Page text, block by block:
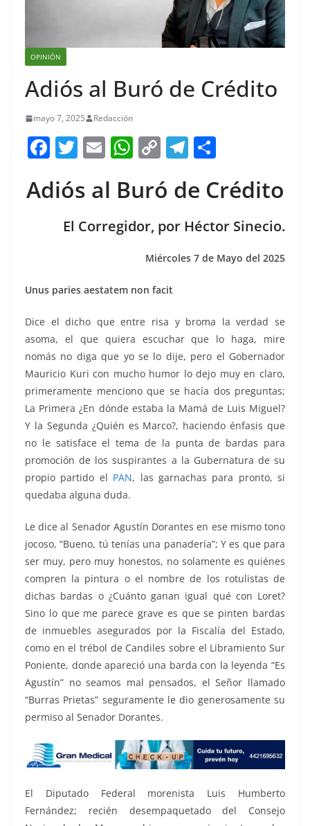
OPINIÓN
Adiós al Buró de Crédito
mayo 7, 2025 Redacción
F
c
o
k
T
itt
er
E
ai
W
at
s
A
p
p
C
p
Li
n
k
T
e
gr
a
m
ar
Adiós al Buró de Crédito
El Corregidor, por Héctor Sinecio.
Miércoles 7 de Mayo del 2025
Unus paries aestatem non facit
Dice el dicho que entre risa y broma la verdad se
asoma, el que quiera escuchar que lo haga, mire
nomás no diga que yo se lo dije, pero el Gobernador
Mauricio Kuri con mucho humor lo dejo muy en claro,
primeramente menciono que se hacía dos preguntas;
La Primera ¿En dónde estaba la Mamá de Luis Miguel?
Y la Segunda ¿Quién es Marco?, haciendo énfasis que
no le satisface el tema de la punta de bardas para
promoción de los suspirantes a la Gubernatura de su
propio partido el PAN, las garnachas para pronto, si
quedaba alguna duda.
Le dice al Senador Agustín Dorantes en ese mismo tono
jocoso, “Bueno, tú tenías una panadería”; Y es que para
ser muy, pero muy honestos, no solamente es quiénes
compren la pintura o el nombre de los rotulistas de
dichas bardas o ¿Cuánto ganan igual qué con Loret?
Sino lo que me parece grave es que se pinten bardas
de inmuebles asegurados por la Fiscalía del Estado,
como en el trébol de Candiles sobre el Libramiento Sur
Poniente, donde apareció una barda con la leyenda “Es
Agustín” no seamos mal pensados, el Señor llamado
“Burras Prietas” seguramente le dio generosamente su
permiso al Senador Dorantes.
El Diputado Federal morenista Luis Humberto
Fernández; recién desempaquetado del Consejo